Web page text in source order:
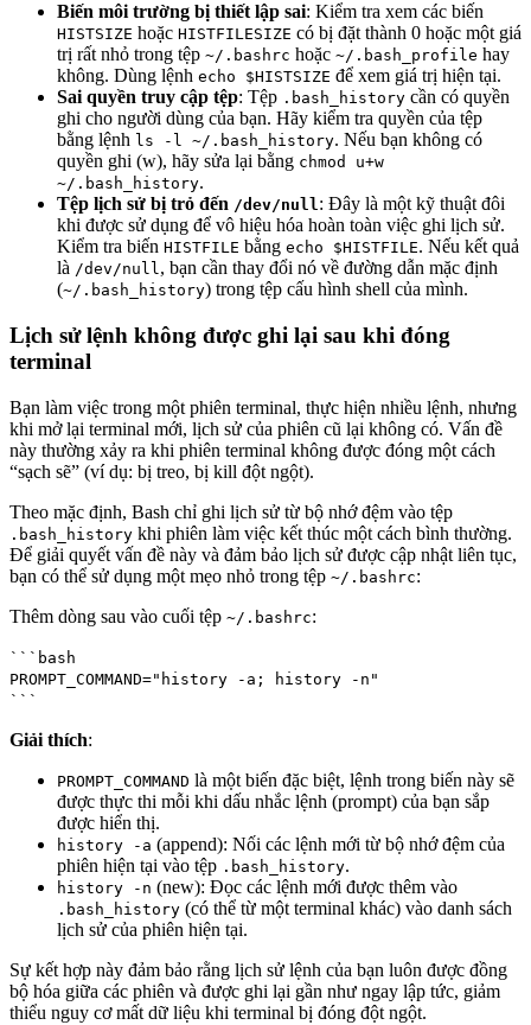
Biến môi trường bị thiết lập sai: Kiểm tra xem các biến
HISTSIZE hoặc HISTFILESIZE có bị đặt thành 0 hoặc một giá
trị rất nhỏ trong tệp ~/.bashrc hoặc ~/.bash_profile hay
không. Dùng lệnh echo $HISTSIZE để xem giá trị hiện tại.
Sai quyền truy cập tệp: Tệp .bash_history cần có quyền
ghi cho người dùng của bạn. Hãy kiểm tra quyền của tệp
bằng lệnh ls -l ~/.bash_history. Nếu bạn không có
quyền ghi (w), hãy sửa lại bằng chmod u+w
~/.bash_history.
Tệp lịch sử bị trỏ đến /dev/null: Đây là một kỹ thuật đôi
khi được sử dụng để vô hiệu hóa hoàn toàn việc ghi lịch sử.
Kiểm tra biến HISTFILE bằng echo $HISTFILE. Nếu kết quả
là /dev/null, bạn cần thay đổi nó về đường dẫn mặc định
(~/.bash_history) trong tệp cấu hình shell của mình.
Lịch sử lệnh không được ghi lại sau khi đóng
terminal
Bạn làm việc trong một phiên terminal, thực hiện nhiều lệnh, nhưng
khi mở lại terminal mới, lịch sử của phiên cũ lại không có. Vấn đề
này thường xảy ra khi phiên terminal không được đóng một cách
“sạch sẽ” (ví dụ: bị treo, bị kill đột ngột).
Theo mặc định, Bash chỉ ghi lịch sử từ bộ nhớ đệm vào tệp
.bash_history khi phiên làm việc kết thúc một cách bình thường.
Để giải quyết vấn đề này và đảm bảo lịch sử được cập nhật liên tục,
bạn có thể sử dụng một mẹo nhỏ trong tệp ~/.bashrc:
Thêm dòng sau vào cuối tệp ~/.bashrc:
```bash
PROMPT_COMMAND="history -a; history -n"
```
Giải thích:
PROMPT_COMMAND là một biến đặc biệt, lệnh trong biến này sẽ
được thực thi mỗi khi dấu nhắc lệnh (prompt) của bạn sắp
được hiển thị.
history -a (append): Nối các lệnh mới từ bộ nhớ đệm của
phiên hiện tại vào tệp .bash_history.
history -n (new): Đọc các lệnh mới được thêm vào
.bash_history (có thể từ một terminal khác) vào danh sách
lịch sử của phiên hiện tại.
Sự kết hợp này đảm bảo rằng lịch sử lệnh của bạn luôn được đồng
bộ hóa giữa các phiên và được ghi lại gần như ngay lập tức, giảm
thiểu nguy cơ mất dữ liệu khi terminal bị đóng đột ngột.